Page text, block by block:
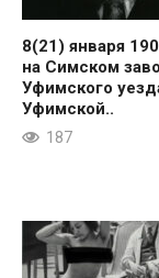
8(21) января
на Симском
Уфимского
Уфимской..
187